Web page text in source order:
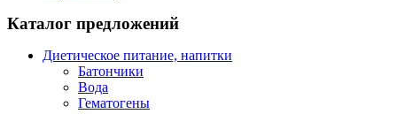
Каталог предложений
Диетическое питание, напитки
Батончики
Вода
Гематогены